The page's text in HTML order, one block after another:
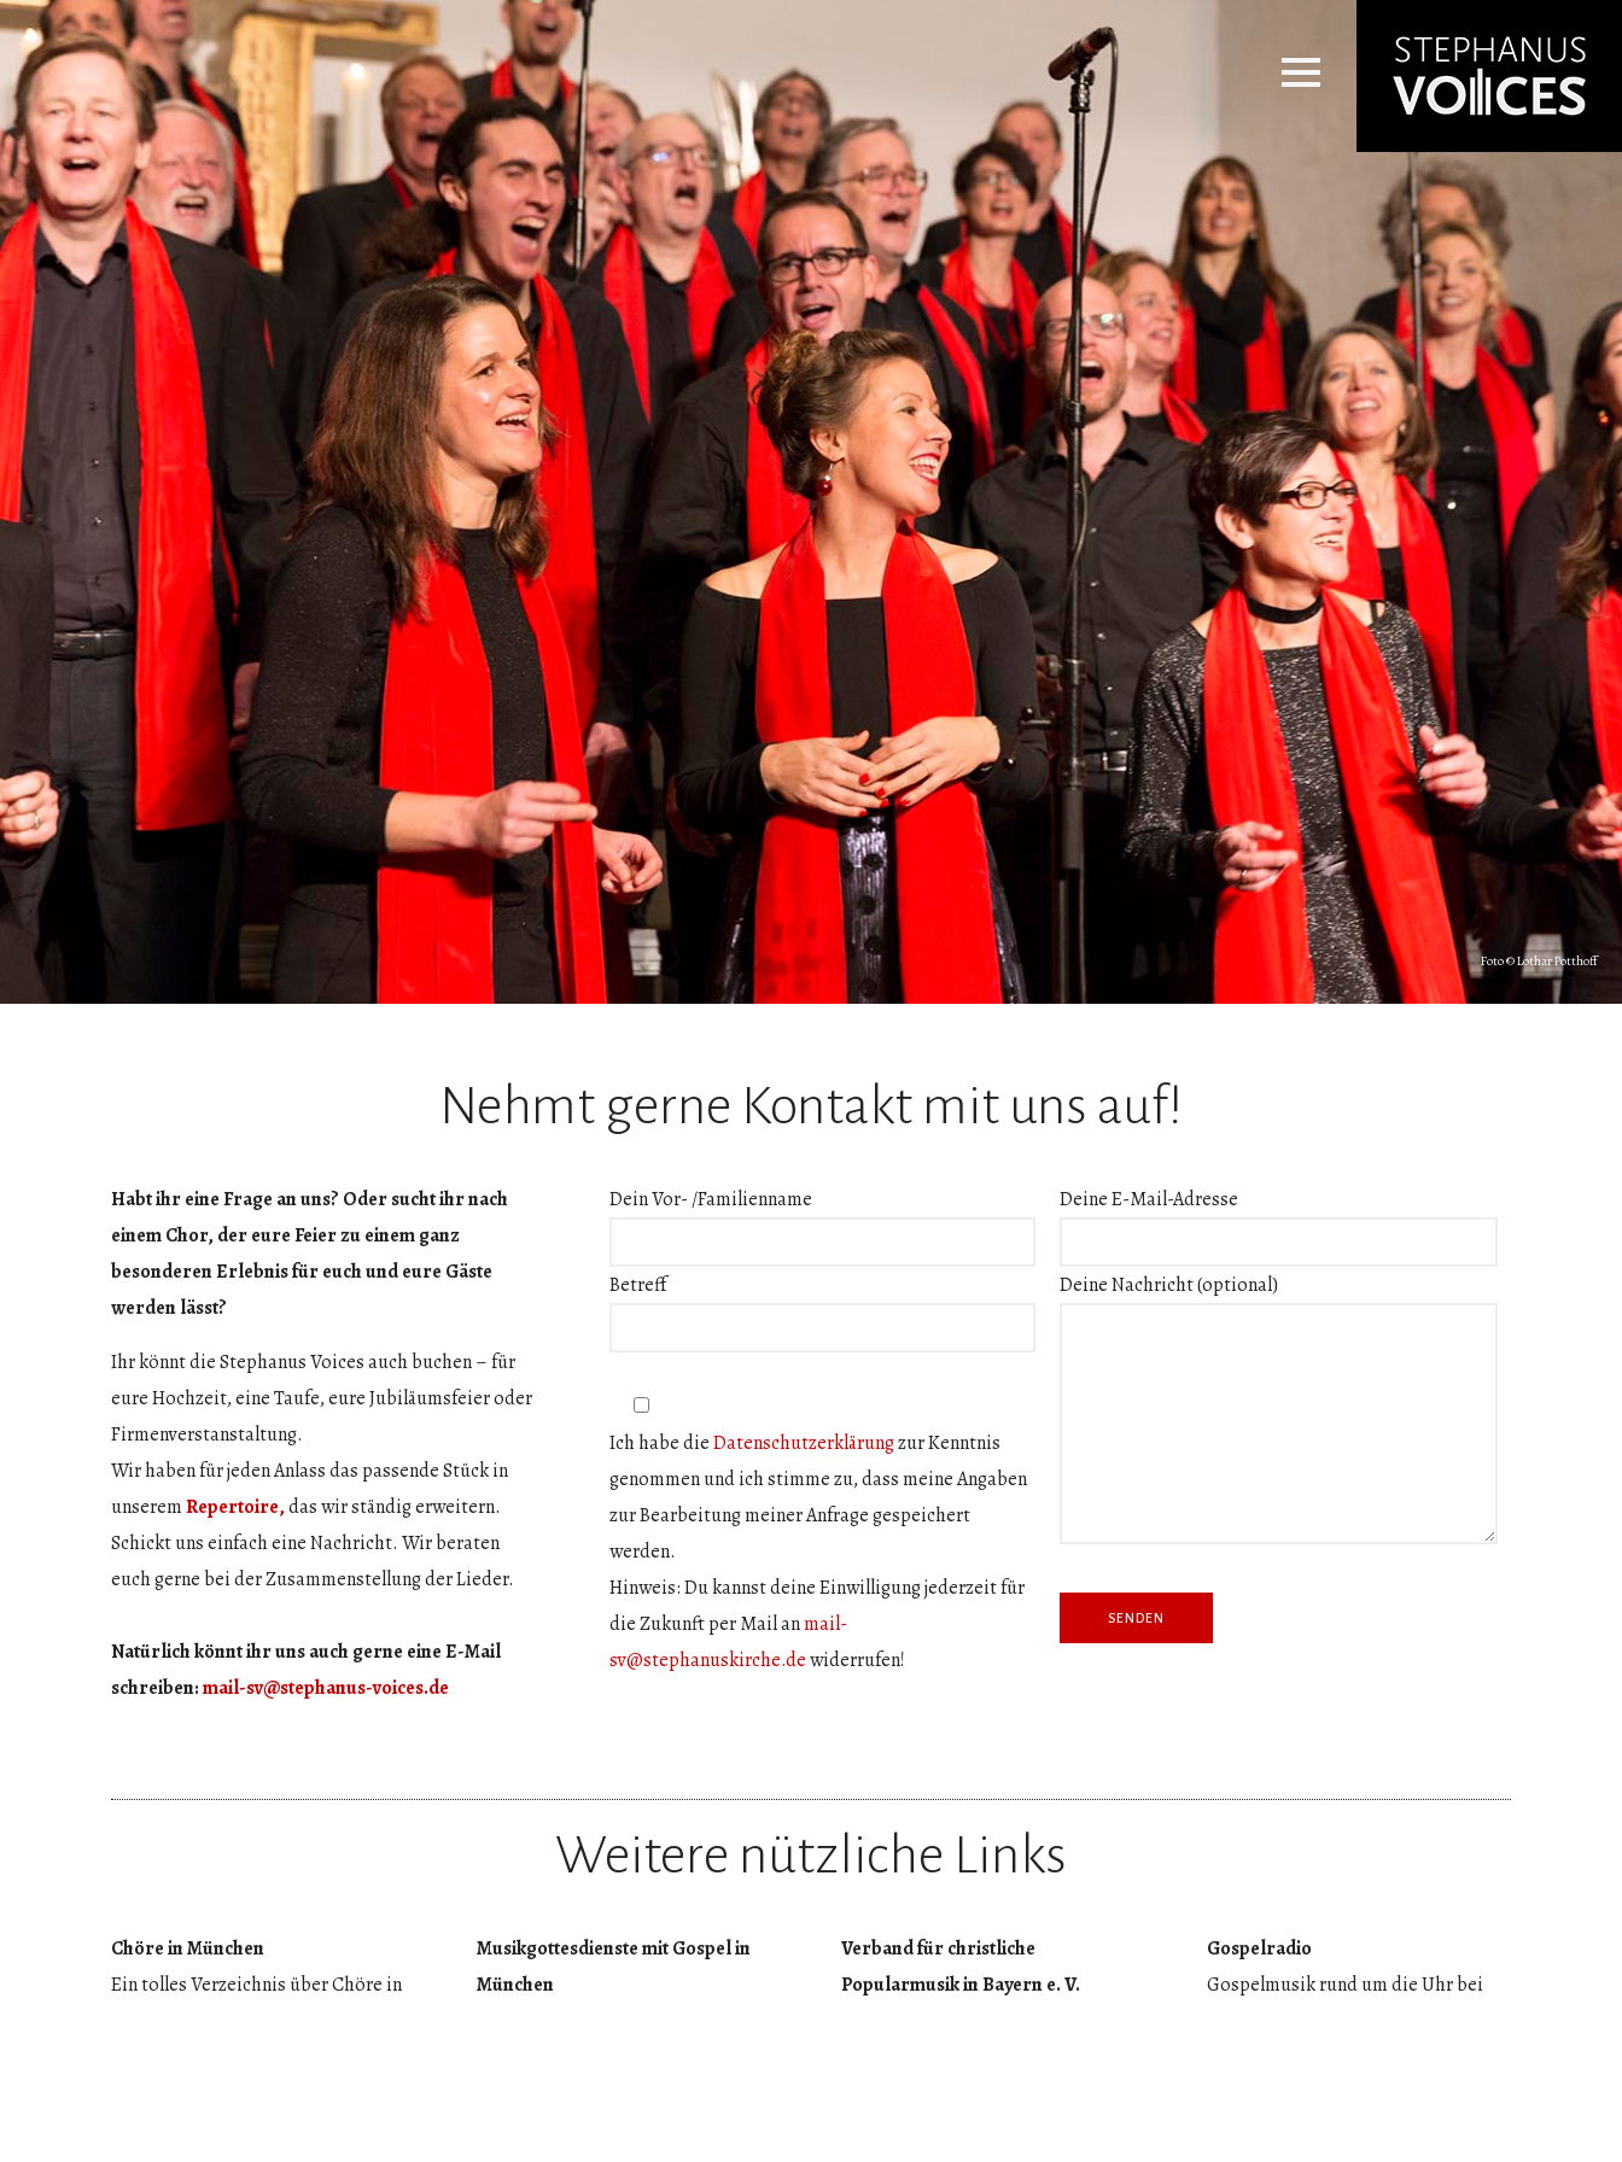
Foto © Lothar Potthoff
Nehmt gerne Kontakt mit uns auf!
Habt ihr eine Frage an uns? Oder sucht ihr nach
einem Chor, der eure Feier zu einem ganz
besonderen Erlebnis für euch und eure Gäste
werden lässt?
Ihr könnt die Stephanus Voices auch buchen – für
eure Hochzeit, eine Taufe, eure Jubiläumsfeier oder
Firmenverstanstaltung.
Wir haben für jeden Anlass das passende Stück in
unseremRepertoire,das wir ständig erweitern.
Schickt uns einfach eine Nachricht. Wir beraten
euch gerne bei der Zusammenstellung der Lieder.
Natürlich könnt ihr uns auch gerne eine E-Mail
schreiben:mail-sv@stephanus-voices.de
Dein Vor- /Familienname Deine E-Mail-Adresse
Betreff
Ich habe dieDatenschutzerklärungzur Kenntnis
genommen und ich stimme zu, dass meine Angaben
zur Bearbeitung meiner Anfrage gespeichert
werden.
Hinweis: Du kannst deine Einwilligung jederzeit für
die Zukunft per Mail anmail-
sv@stephanuskirche.dewiderrufen!
Deine Nachricht (optional)
Weitere nützliche Links
Chöre in München
Ein tolles Verzeichnis über Chöre in
Musikgottesdienste mit Gospel in
München
Verband für christliche
Popularmusik in Bayern e. V.
Gospelradio
Gospelmusik rund um die Uhr bei